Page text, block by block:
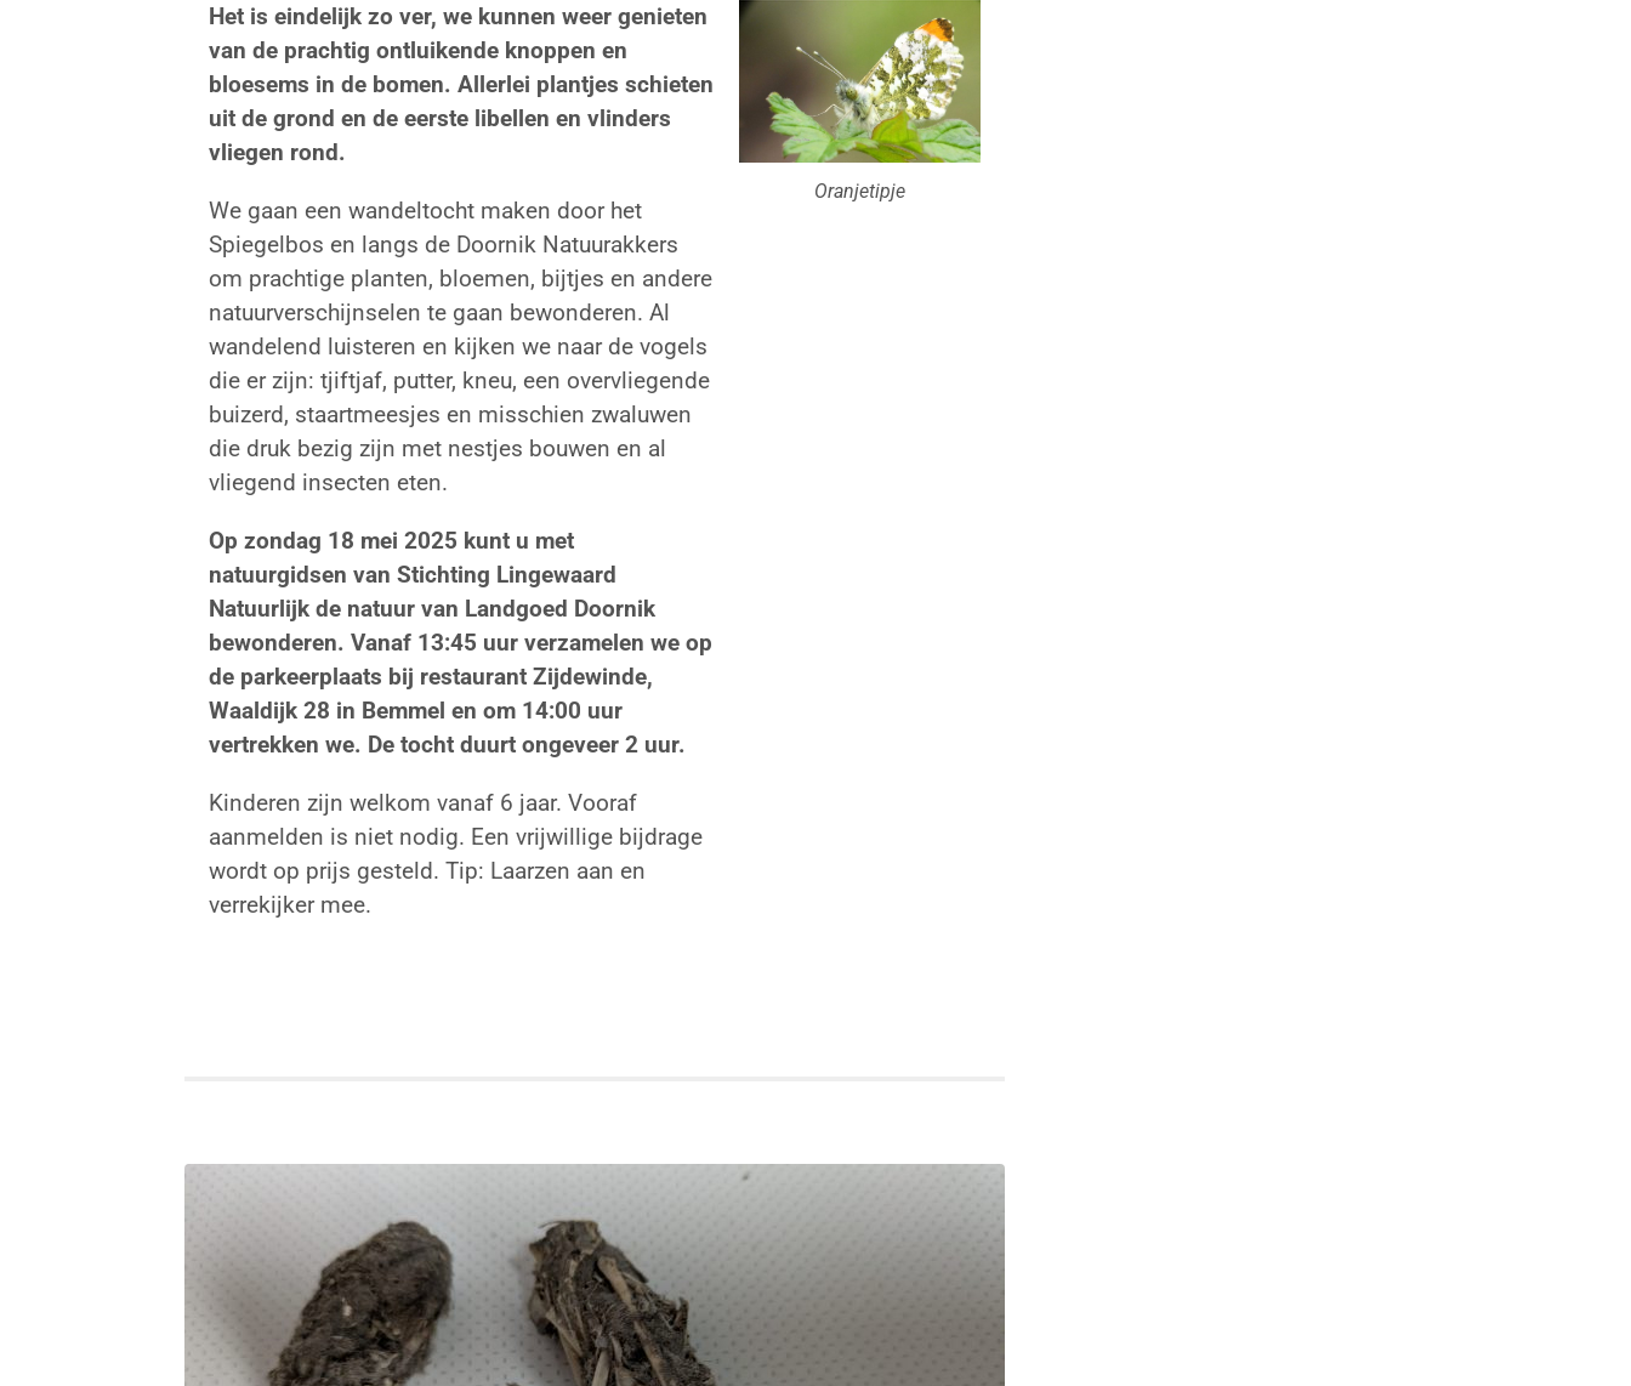
Het is eindelijk zo ver, we kunnen weer genieten
van de prachtig ontluikende knoppen en
bloesems in de bomen. Allerlei plantjes schieten
uit de grond en de eerste libellen en vlinders
vliegen rond.
We gaan een wandeltocht maken door het
Spiegelbos en langs de Doornik Natuurakkers
om prachtige planten, bloemen, bijtjes en andere
natuurverschijnselen te gaan bewonderen. Al
wandelend luisteren en kijken we naar de vogels
die er zijn: tjiftjaf, putter, kneu, een overvliegende
buizerd, staartmeesjes en misschien zwaluwen
die druk bezig zijn met nestjes bouwen en al
vliegend insecten eten.
Op zondag 18 mei 2025 kunt u met
natuurgidsen van Stichting Lingewaard
Natuurlijk de natuur van Landgoed Doornik
bewonderen. Vanaf 13:45 uur verzamelen we op
de parkeerplaats bij restaurant Zijdewinde,
Waaldijk 28 in Bemmel en om 14:00 uur
vertrekken we. De tocht duurt ongeveer 2 uur.
Kinderen zijn welkom vanaf 6 jaar. Vooraf
aanmelden is niet nodig. Een vrijwillige bijdrage
wordt op prijs gesteld. Tip: Laarzen aan en
verrekijker mee.
Oranjetipje